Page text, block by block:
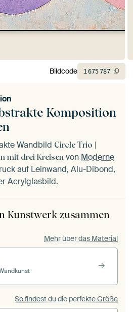
Komposition
Wandbild Circle Trio |
mit drei Kreisen von Moderne
auf Leinwand, Alu-Dibond,
Acrylglasbild.
Kunstwerk zusammen
Mehr über das Material
So findest du die perfekte Größe
Bildcode 1 675787